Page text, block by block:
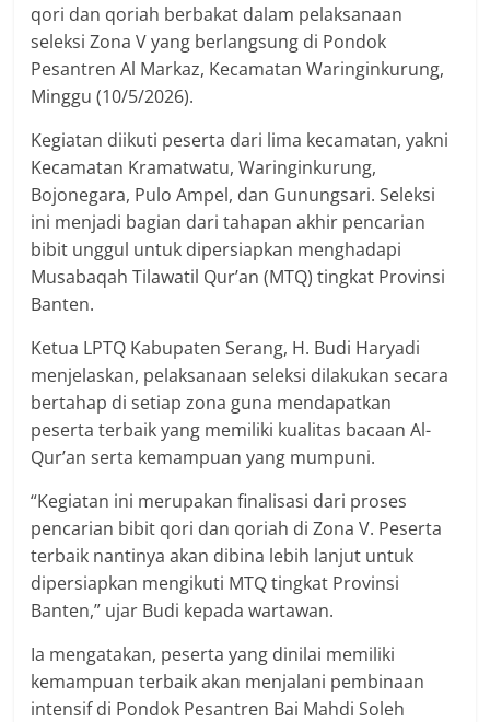
qori dan qoriah berbakat dalam pelaksanaan
seleksi Zona V yang berlangsung di Pondok
Pesantren Al Markaz, Kecamatan Waringinkurung,
Minggu (10/5/2026).
Kegiatan diikuti peserta dari lima kecamatan, yakni
Kecamatan Kramatwatu, Waringinkurung,
Bojonegara, Pulo Ampel, dan Gunungsari. Seleksi
ini menjadi bagian dari tahapan akhir pencarian
bibit unggul untuk dipersiapkan menghadapi
Musabaqah Tilawatil Qur’an (MTQ) tingkat Provinsi
Banten.
Ketua LPTQ Kabupaten Serang, H. Budi Haryadi
menjelaskan, pelaksanaan seleksi dilakukan secara
bertahap di setiap zona guna mendapatkan
peserta terbaik yang memiliki kualitas bacaan Al-
Qur’an serta kemampuan yang mumpuni.
“Kegiatan ini merupakan finalisasi dari proses
pencarian bibit qori dan qoriah di Zona V. Peserta
terbaik nantinya akan dibina lebih lanjut untuk
dipersiapkan mengikuti MTQ tingkat Provinsi
Banten,” ujar Budi kepada wartawan.
Ia mengatakan, peserta yang dinilai memiliki
kemampuan terbaik akan menjalani pembinaan
intensif di Pondok Pesantren Bai Mahdi Soleh